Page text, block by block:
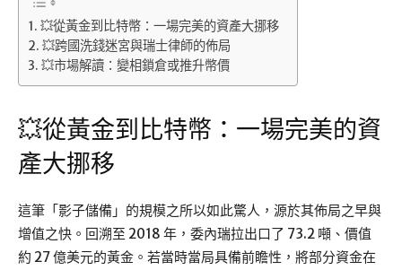
💥從黃金到比特幣：一場完美的資產大挪移
💥跨國洗錢迷宮與瑞士律師的佈局
💥市場解讀：變相鎖倉或推升幣價
💥從黃金到比特幣：一場完美的資
產大挪移
這筆「影子儲備」的規模之所以如此驚人，源於其佈局之早與
增值之快。回溯至 2018 年，委內瑞拉出口了 73.2 噸、價值
約 27 億美元的黃金。若當時當局具備前瞻性，將部分資金在